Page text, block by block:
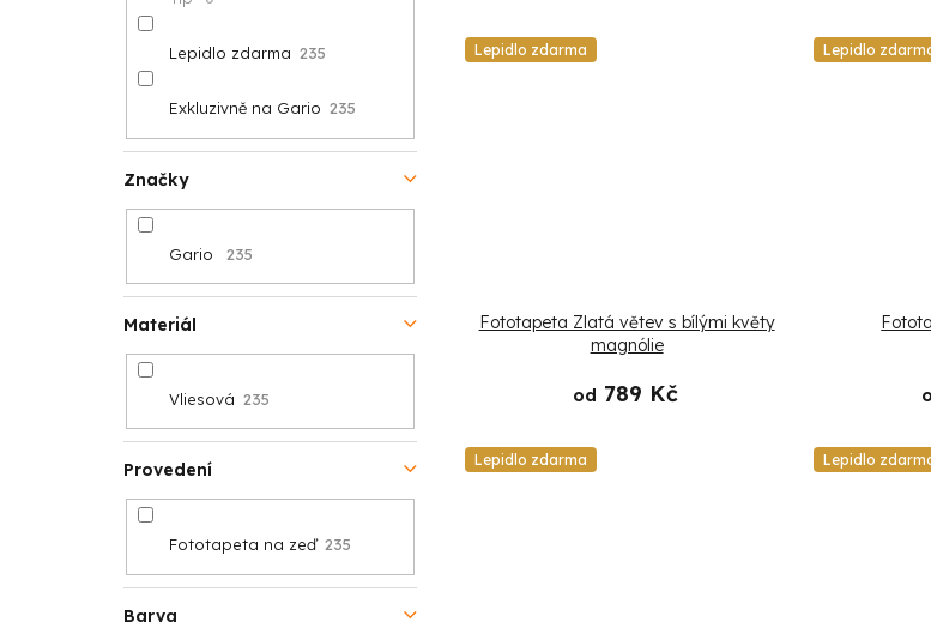
n
e
l
Lepidlo zdarma 235
Exkluzivně na Gario 235
Značky
Gario 235
Materiál
Vliesová 235
Provedení
Fototapeta na zeď 235
Barva
k
uLepidlo zdarma
Fototapeta Zlatá větev s bílými květy
magnólie
od 789 Kč
Lepidlo
Lepidlo zdarma Lepidlo